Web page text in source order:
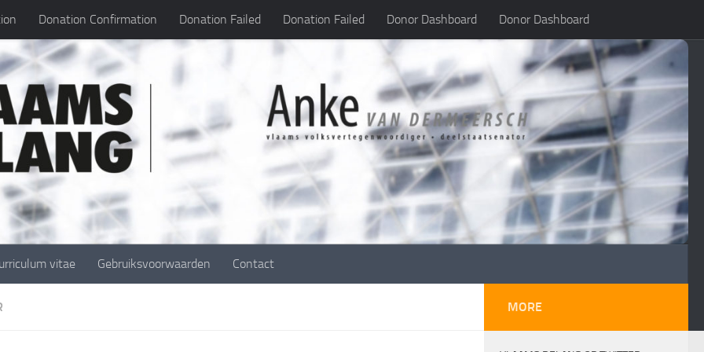
Donation Confirmation Donation Failed Donation Failed Donor Dashboard Donor Dashboard
vitae Gebruiksvoorwaarden Contact
MORE